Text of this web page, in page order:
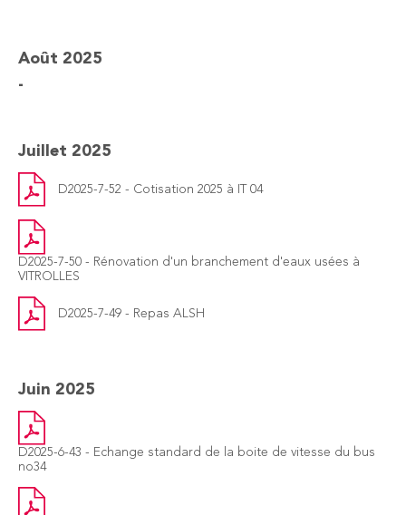
Août 2025
-
Juillet 2025
D2025-7-52 - Cotisation 2025 à IT 04
D2025-7-50 - Rénovation d'un branchement d'eaux usées à
VITROLLES
D2025-7-49 - Repas ALSH
Juin 2025
D2025-6-43 - Echange standard de la boite de vitesse du bus
no34